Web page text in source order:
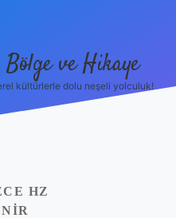
Bölge ve Hikaye
kültürlerle dolu neşeli yolculuk!
HZ